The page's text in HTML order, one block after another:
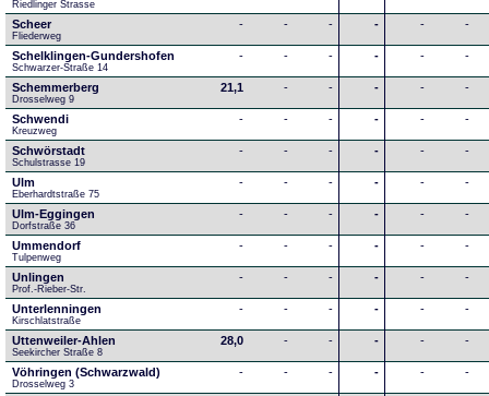
Riedlinger Strasse
Scheer
Fliederweg
- - - - - -
Schelklingen-Gundershofen
Schwarzer-Straße 14
- - - - - -
Schemmerberg
Drosselweg 9
21,1 - - - - -
Schwendi
Kreuzweg
- - - - - -
Schwörstadt
Schulstrasse 19
- - - - - -
Ulm
Eberhardtstraße 75
- - - - - -
Ulm-Eggingen
Dorfstraße 36
- - - - - -
Ummendorf
Tulpenweg
- - - - - -
Unlingen
Prof.-Rieber-Str.
- - - - - -
Unterlenningen
Kirschlatstraße
- - - - - -
Uttenweiler-Ahlen
Seekircher Straße 8
28,0 - - - - -
Vöhringen (Schwarzwald)
Drosselweg 3
- - - - - -